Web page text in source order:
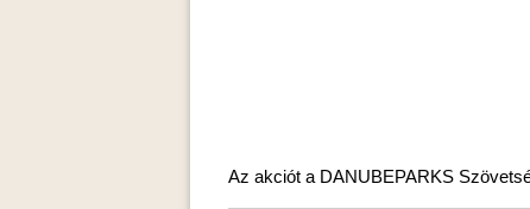
Az akciót a DANUBEPARKS